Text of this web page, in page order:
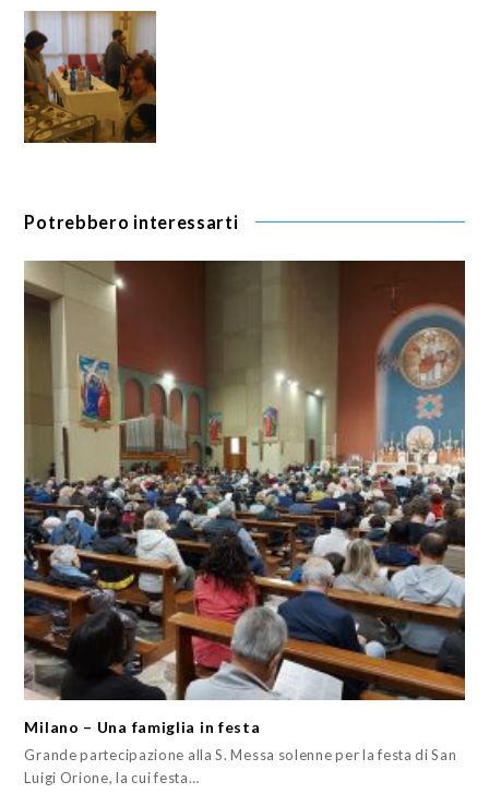
Potrebbero interessarti
Milano – Una famiglia in festa
Grande partecipazione alla S. Messa solenne per la festa di San
Luigi Orione, la cui festa…